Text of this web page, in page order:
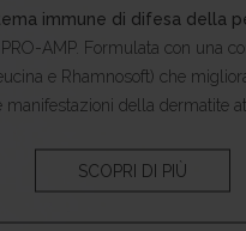
immune di difesa della
PRO-AMP. Formulata con una
e Rhamnosoft) che
manifestazioni della dermatite
SCOPRI DI PIÙ